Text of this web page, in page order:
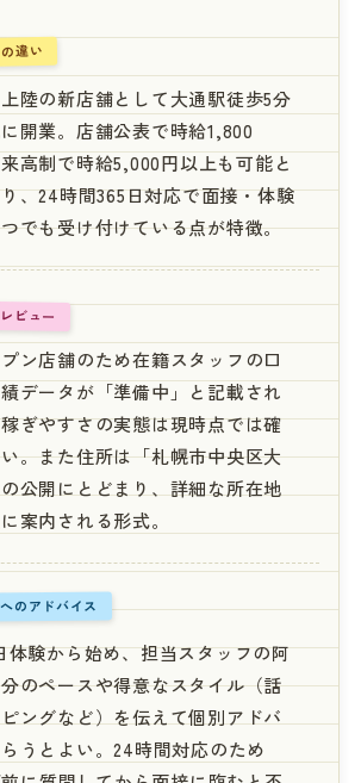
違い
陸の新店舗として大通駅徒歩5分
開業。店舗公表で時給1,800
高制で時給5,000円以上も可能と
、24時間365日対応で面接・体験
でも受け付けている点が特徴。
ビュー
ン店舗のため在籍スタッフの口
データが「準備中」と記載され
ぎやすさの実態は現時点では確
。また住所は「札幌市中央区大
公開にとどまり、詳細な所在地
案内される形式。
のアドバイス
体験から始め、担当スタッフの阿
のペースや得意なスタイル（話
ングなど）を伝えて個別アドバ
うとよい。24時間対応のため